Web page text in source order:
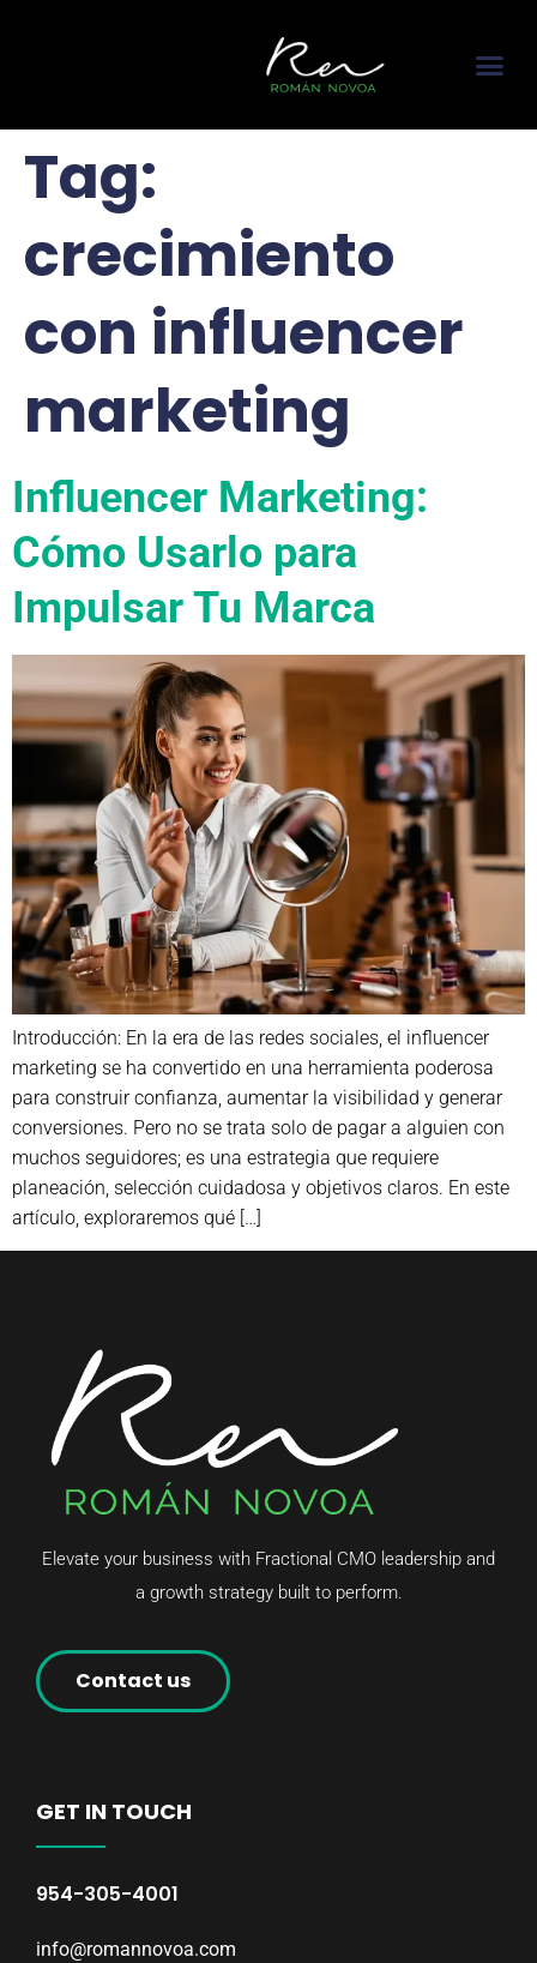
Tag:
crecimiento
con influencer
marketing
Influencer Marketing:
Cómo Usarlo para
Impulsar Tu Marca
Introducción: En la era de las redes sociales, el influencer
marketing se ha convertido en una herramienta poderosa
para construir confianza, aumentar la visibilidad y generar
conversiones. Pero no se trata solo de pagar a alguien con
muchos seguidores; es una estrategia que requiere
planeación, selección cuidadosa y objetivos claros. En este
artículo, exploraremos qué […]
Elevate your business with Fractional CMO leadership and
a growth strategy built to perform.
Contact us
GET IN TOUCH
954-305-4001
info@romannovoa.com